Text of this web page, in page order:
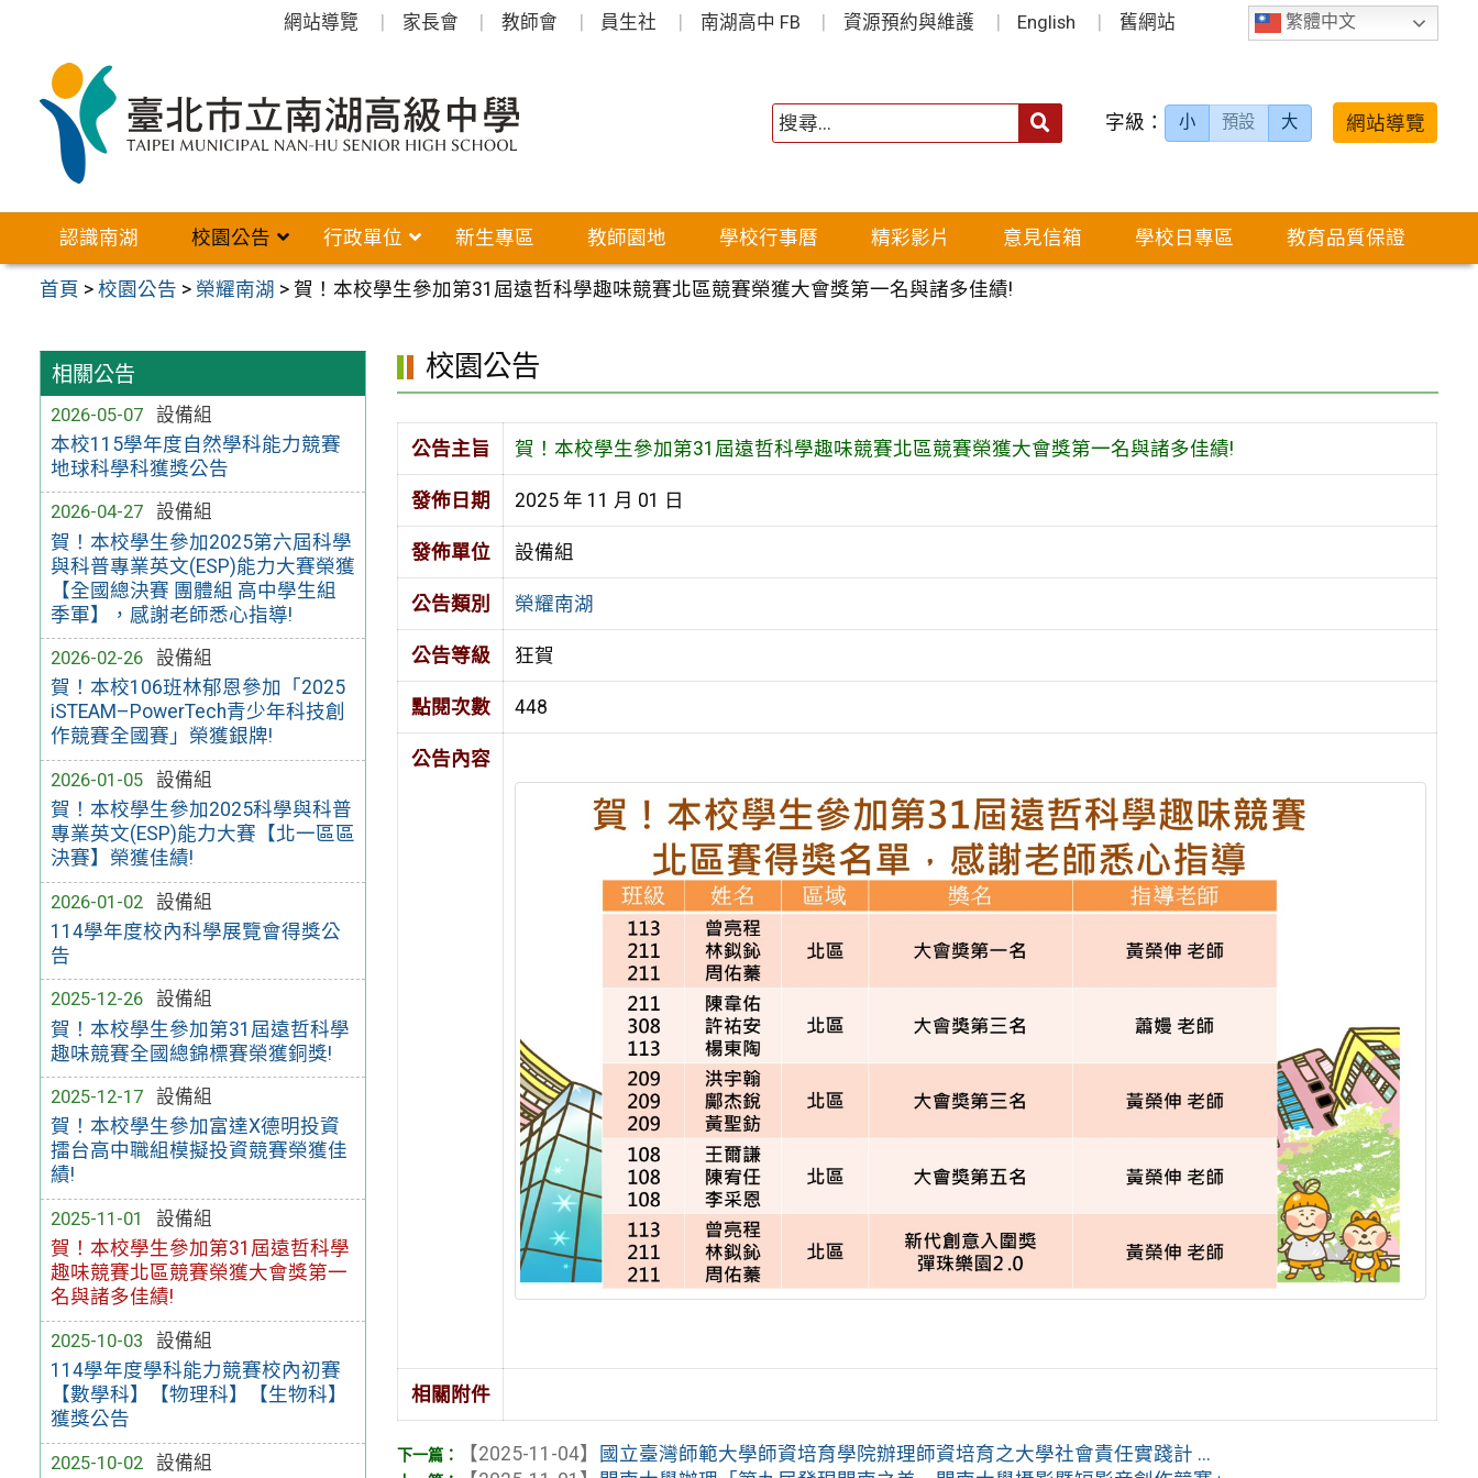
繁體中文
網站導覽 家長會 教師會 員生社 南湖高中 FB 資源預約與維護 English 舊網站
字級： 小 預設 大 網站導覽
認識南湖 校園公告 行政單位 新生專區 教師園地 學校行事曆 精彩影片 意見信箱 學校日專區 教育品質保證
首頁 >校園公告 > 榮耀南湖 >賀！本校學生參加第31屆遠哲科學趣味競賽北區競賽榮獲大會獎第一名與諸多佳績!
相關公告
2026-05-07
設備組
本校115學年度自然學科能力競賽
地球科學科獲獎公告
2026-04-27
設備組
賀！本校學生參加2025第六屆科學
與科普專業英文(ESP)能力大賽榮獲
【全國總決賽 團體組 高中學生組
季軍】，感謝老師悉心指導!
2026-02-26
設備組
賀！本校106班林郁恩參加「2025
iSTEAM–PowerTech青少年科技創
作競賽全國賽」榮獲銀牌!
2026-01-05
設備組
賀！本校學生參加2025科學與科普
專業英文(ESP)能力大賽【北一區區
決賽】榮獲佳績!
2026-01-02
設備組
114學年度校內科學展覽會得獎公
告
2025-12-26
設備組
賀！本校學生參加第31屆遠哲科學
趣味競賽全國總錦標賽榮獲銅獎!
2025-12-17
設備組
賀！本校學生參加富達X德明投資
擂台高中職組模擬投資競賽榮獲佳
績!
2025-11-01
設備組
賀！本校學生參加第31屆遠哲科學
趣味競賽北區競賽榮獲大會獎第一
名與諸多佳績!
2025-10-03
設備組
114學年度學科能力競賽校內初賽
【數學科】【物理科】【生物科】
獲獎公告
2025-10-02
設備組
校園公告
公告主旨 賀！本校學生參加第31屆遠哲科學趣味競賽北區競賽榮獲大會獎第一名與諸多佳績!
發佈日期 2025 年 11 月 01 日
發佈單位 設備組
公告類別 榮耀南湖
公告等級 狂賀
點閱次數 448
公告內容
相關附件
【2025-11-04】 國立臺灣師範大學師資培育學院辦理師資培育之大學社會責任實踐計 ...